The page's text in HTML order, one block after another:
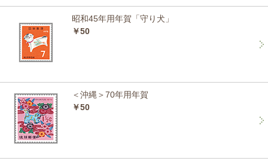
昭和45年用年賀「守り犬」
￥50
＜沖縄＞70年用年賀
￥50